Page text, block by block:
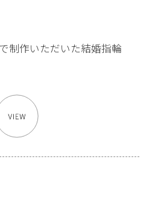
制作いただいた結婚指輪